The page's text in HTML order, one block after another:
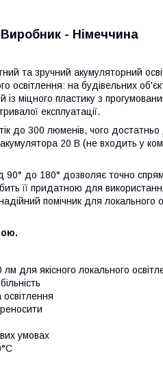
Виробник - Німеччина
та зручний акумуляторний
освітлення: на будівельних
міцного пластику з
експлуатації.
до 300 люменів, чого
20 В (не входить у
90° до 180° дозволяє точно
її придатною для
помічник для локального
для якісного локального
умовах